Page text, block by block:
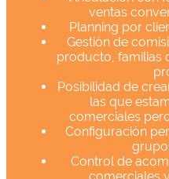
ventas
Planning por
Gestión de
producto, familias
Posibilidad de
las que
comerciales
Configuración
Control de
comerciales